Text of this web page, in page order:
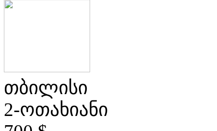
თბილისი
2-ოთახიანი